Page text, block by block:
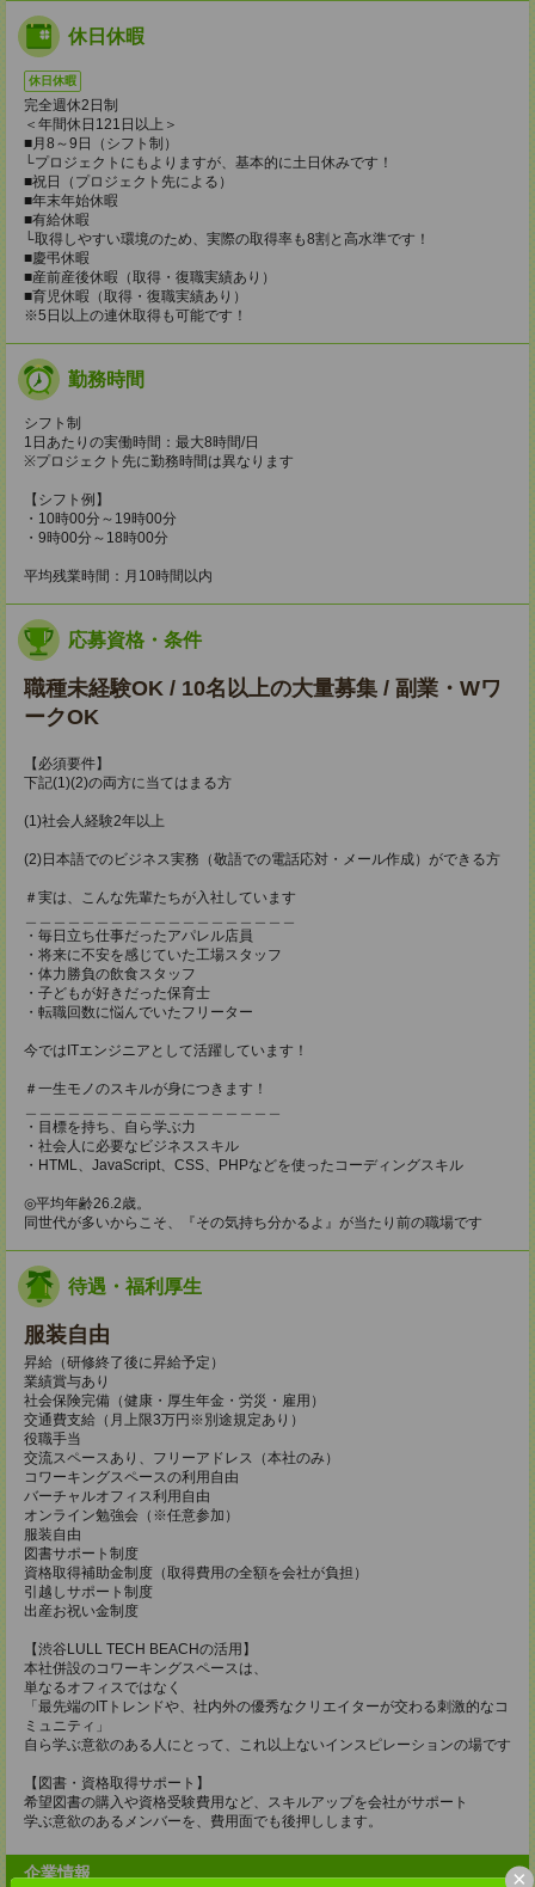
×
休日休暇
休日休暇
完全週休2日制
＜年間休日121日以上＞
■月8～9日（シフト制）
└プロジェクトにもよりますが、基本的に土日休みです！
■祝日（プロジェクト先による）
■年末年始休暇
■有給休暇
└取得しやすい環境のため、実際の取得率も8割と高水準です！
■慶弔休暇
■産前産後休暇（取得・復職実績あり）
■育児休暇（取得・復職実績あり）
※5日以上の連休取得も可能です！
勤務時間
シフト制
1日あたりの実働時間：最大8時間/日
※プロジェクト先に勤務時間は異なります
【シフト例】
・10時00分～19時00分
・9時00分～18時00分
平均残業時間：月10時間以内
応募資格・条件
職種未経験OK / 10名以上の大量募集 / 副業・Wワ
ークOK
【必須要件】
下記(1)(2)の両方に当てはまる方
(1)社会人経験2年以上
(2)日本語でのビジネス実務（敬語での電話応対・メール作成）ができる方
＃実は、こんな先輩たちが入社しています
・毎日立ち仕事だったアパレル店員
・将来に不安を感じていた工場スタッフ
・体力勝負の飲食スタッフ
・子どもが好きだった保育士
・転職回数に悩んでいたフリーター
今ではITエンジニアとして活躍しています！
＃一生モノのスキルが身につきます！
・目標を持ち、自ら学ぶ力
・社会人に必要なビジネススキル
・HTML、JavaScript、CSS、PHPなどを使ったコーディングスキル
◎平均年齢26.2歳。
同世代が多いからこそ、『その気持ち分かるよ』が当たり前の職場です
待遇・福利厚生
服装自由
昇給（研修終了後に昇給予定）
業績賞与あり
社会保険完備（健康・厚生年金・労災・雇用）
交通費支給（月上限3万円※別途規定あり）
役職手当
交流スペースあり、フリーアドレス（本社のみ）
コワーキングスペースの利用自由
バーチャルオフィス利用自由
オンライン勉強会（※任意参加）
服装自由
図書サポート制度
資格取得補助金制度（取得費用の全額を会社が負担）
引越しサポート制度
出産お祝い金制度
【渋谷LULL TECH BEACHの活用】
本社併設のコワーキングスペースは、
単なるオフィスではなく
「最先端のITトレンドや、社内外の優秀なクリエイターが交わる刺激的なコ
ミュニティ」
自ら学ぶ意欲のある人にとって、これ以上ないインスピレーションの場です
【図書・資格取得サポート】
希望図書の購入や資格受験費用など、スキルアップを会社がサポート
学ぶ意欲のあるメンバーを、費用面でも後押しします。
企業情報